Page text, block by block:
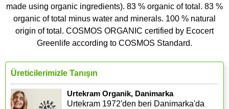
made using organic ingredients). 83 % organic of total. 83 %
organic of total minus water and minerals. 100 % natural
origin of total. COSMOS ORGANIC certified by Ecocert
Greenlife according to COSMOS Standard.
Üreticilerimizle Tanışın
Urtekram Organik, Danimarka
Urtekram 1972'den beri Danimarka'da